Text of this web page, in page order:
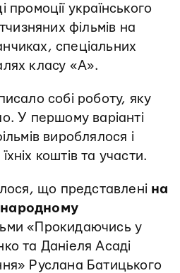
промоції українського
фільмів на
спеціальних
класу «А».
собі роботу, яку
У першому варіанті
вироблялося і
коштів та участи.
що представлені на
«Прокидаючись у
та Даніеля Асаді
Руслана Батицького